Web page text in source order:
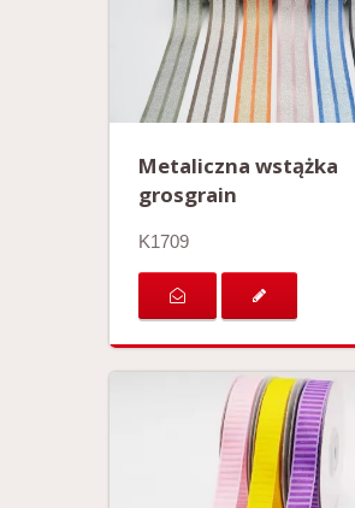
Metaliczna wstążka
grosgrain
K1709